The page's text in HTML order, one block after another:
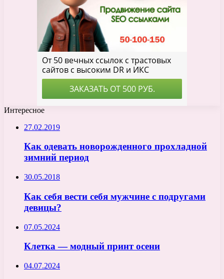
Интересное
27.02.2019
Как одевать новорожденного прохладной
зимний период
30.05.2018
Как себя вести себя мужчине с подругами
девицы?
07.05.2024
Клетка — модный принт осени
04.07.2024